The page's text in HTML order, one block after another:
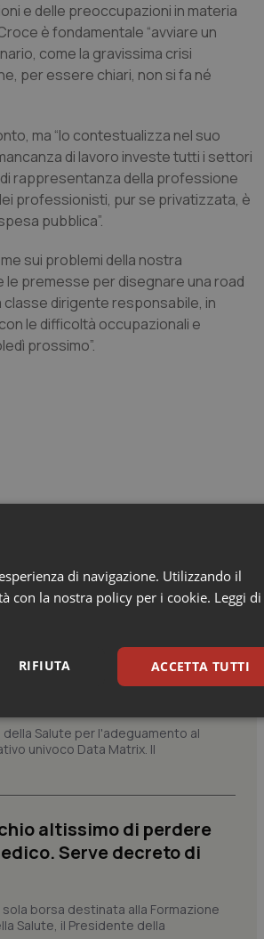
e delle preoccupazioni in materia
è fondamentale “avviare un
come la gravissima crisi
per essere chiari, non si fa né
ma “lo contestualizza nel suo
di lavoro investe tutti i settori
rappresentanza della professione
professionisti, pur se privatizzata, è
pubblica”.
sui problemi della nostra
premesse per disegnare una road
dirigente responsabile, in
le difficoltà occupazionali e
prossimo”.
per il Data Matrix.
Salute per l'adeguamento al
univoco Data Matrix. Il
altissimo di perdere
Serve decreto di
borsa destinata alla Formazione
Salute, il Presidente della
di navigazione. Utilizzando il
con la nostra policy per i cookie. Leggi di
ACCETTA TUTTI
RIFIUTA
Marketing
Marketing
funzionalità di base quali la navigazione sulle pagine
Descrizione